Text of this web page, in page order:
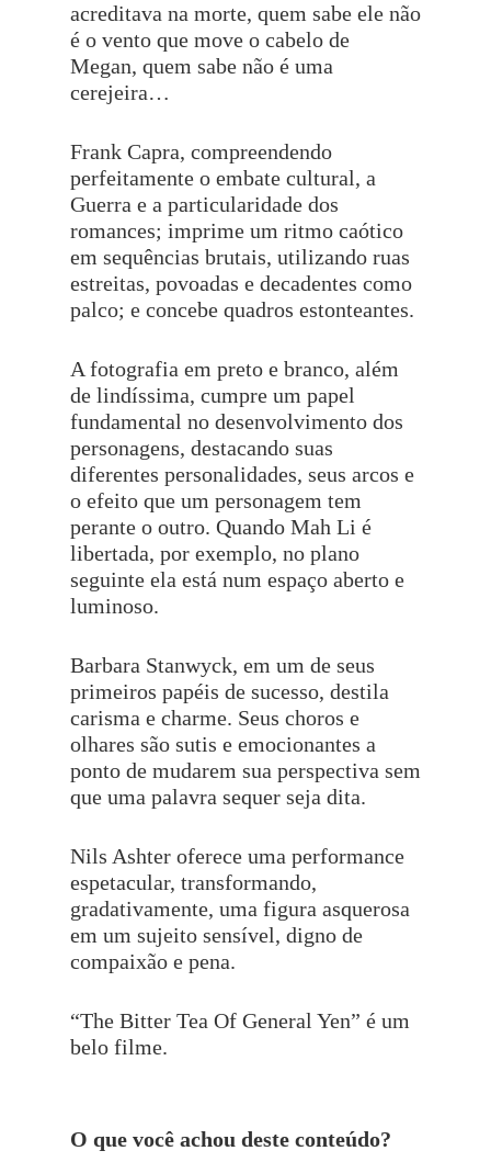
acreditava na morte, quem sabe ele não
é o vento que move o cabelo de
Megan, quem sabe não é uma
cerejeira…
Frank Capra, compreendendo
perfeitamente o embate cultural, a
Guerra e a particularidade dos
romances; imprime um ritmo caótico
em sequências brutais, utilizando ruas
estreitas, povoadas e decadentes como
palco; e concebe quadros estonteantes.
A fotografia em preto e branco, além
de lindíssima, cumpre um papel
fundamental no desenvolvimento dos
personagens, destacando suas
diferentes personalidades, seus arcos e
o efeito que um personagem tem
perante o outro. Quando Mah Li é
libertada, por exemplo, no plano
seguinte ela está num espaço aberto e
luminoso.
Barbara Stanwyck, em um de seus
primeiros papéis de sucesso, destila
carisma e charme. Seus choros e
olhares são sutis e emocionantes a
ponto de mudarem sua perspectiva sem
que uma palavra sequer seja dita.
Nils Ashter oferece uma performance
espetacular, transformando,
gradativamente, uma figura asquerosa
em um sujeito sensível, digno de
compaixão e pena.
“The Bitter Tea Of General Yen” é um
belo filme.
O que você achou deste conteúdo?